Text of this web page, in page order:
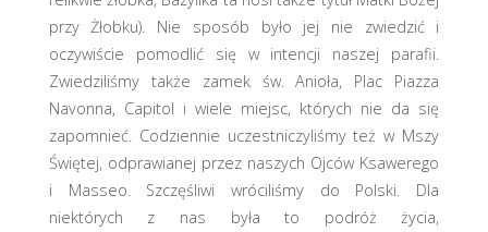
przy Żłobku). Nie sposób było jej nie zwiedzić i
oczywiście pomodlić się w intencji naszej parafii.
Zwiedziliśmy także zamek św. Anioła, Plac Piazza
Navonna, Capitol i wiele miejsc, których nie da się
zapomnieć. Codziennie uczestniczyliśmy też w Mszy
Świętej, odprawianej przez naszych Ojców Ksawerego
i Masseo. Szczęśliwi wróciliśmy do Polski. Dla
niektórych z nas była to podróż życia,